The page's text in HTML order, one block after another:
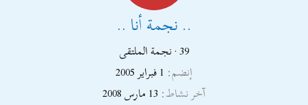
.. نجمة أنا ..
نجمة الملتقى·39
إنضم 1 فبراير 2005
آخر نشاط 13 مارس 2008